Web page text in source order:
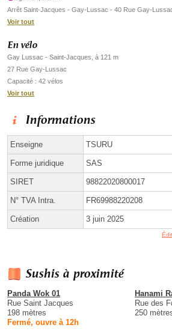
Arrêt Saint-Jacques - Gay-Lussac - 40 Rue Gay-
Voir tout
En vélo
Gay Lussac - Saint-Jacques, à 121 m
27 Rue Gay-Lussac
Capacité : 42 vélos
Voir tout
Informations
Enseigne TSURU
Forme juridique SAS
SIRET 98822020800017
N° TVA Intra. FR69988220208
Création 3 juin 2025
Sushis à proximité
Panda Wok 01
Rue Saint Jacques
198 mètres
Fermé, ouvre à 12h
Hanami
Rue des
250